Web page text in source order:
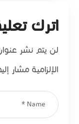
اترك
لن يتم نشر
الإلزامية مشار